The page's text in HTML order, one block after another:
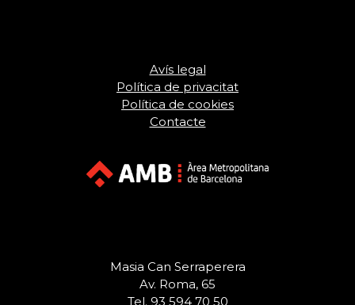
Avís legal
Política de privacitat
Política de cookies
Contacte
Masia Can Serraperera
Av. Roma, 65
Tel. 93 594 70 50